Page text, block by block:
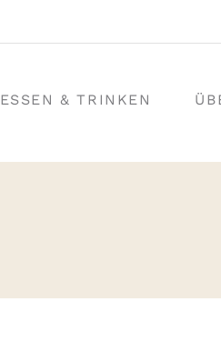
ESSEN & TRINKEN